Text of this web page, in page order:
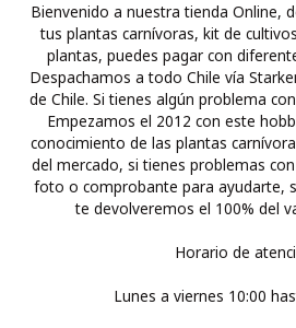
Bienvenido a nuestra tienda Online,
tus plantas carnívoras, kit de
plantas, puedes pagar con
Despachamos a todo Chile vía
de Chile. Si tienes algún problema
Empezamos el 2012 con este
conocimiento de las plantas
del mercado, si tienes problemas
foto o comprobante para ayudarte,
te devolveremos el 100% del
Horario de
Lunes a viernes 10:00